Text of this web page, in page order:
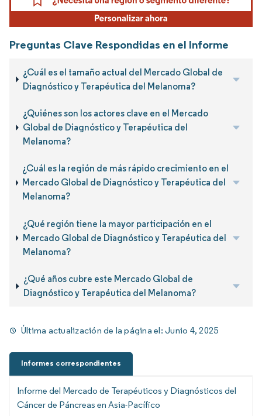
Preguntas Clave Respondidas en el Informe
¿Cuál es el tamaño actual del Mercado Global de
Diagnóstico y Terapéutica del Melanoma?
¿Quiénes son los actores clave en el Mercado
Global de Diagnóstico y Terapéutica del
Melanoma?
¿Cuál es la región de más rápido crecimiento en el
Mercado Global de Diagnóstico y Terapéutica del
Melanoma?
¿Qué región tiene la mayor participación en el
Mercado Global de Diagnóstico y Terapéutica del
Melanoma?
¿Qué años cubre este Mercado Global de
Diagnóstico y Terapéutica del Melanoma?
Última actualización de la página el:Junio 4, 2025
Informes correspondientes
Informe del Mercado de Terapéuticos y Diagnósticos del
Cáncer de Páncreas en Asia-Pacífico